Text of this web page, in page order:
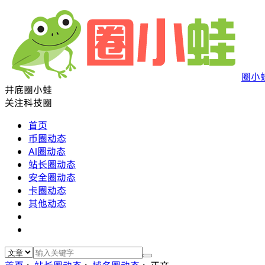
圈小
井底圈小蛙
关注科技圈
首页
币圈动态
AI圈动态
站长圈动态
安全圈动态
卡圈动态
其他动态